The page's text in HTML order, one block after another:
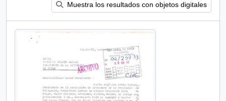
Muestra los resultados con objetos digitales